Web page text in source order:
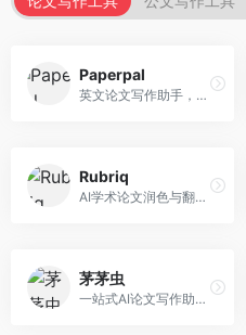
Paperpal
英文论文写作助手，专注于学术英语润色。面向需要发表国际期刊的研究者，提供语法检查、学术表达优化、格式规范等服务，英语表达地道专业。
Rubriq
AI学术论文润色与翻译平台。面向国际期刊投稿者，提供论文润色、翻译、格式调整等服务，支持多语言，学术表达专业规范。
茅茅虫
一站式AI论文写作助手，覆盖学术写作全场景。面向高校学生和科研人员，提供开题报告、文献综述、论文正文等写作服务，支持多学科多类型论文，操作简便。